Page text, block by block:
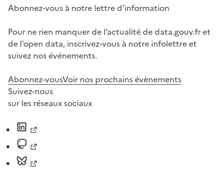
Abonnez-vous à notre lettre d'information
Pour ne rien manquer de l’actualité de data.gouv.fr et
de l’open data, inscrivez-vous à notre infolettre et
suivez nos événements.
Abonnez-vousVoir nos prochains évènements
Suivez-nous
sur les réseaux sociaux